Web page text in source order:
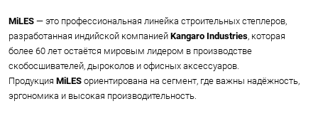
MiLES — это профессиональная линейка строительных степлеров,
разработанная индийской компанией Kangaro Industries, которая
более 60 лет остаётся мировым лидером в производстве
скобосшивателей, дыроколов и офисных аксессуаров.
Продукция MiLES ориентирована на сегмент, где важны надёжность,
эргономика и высокая производительность.